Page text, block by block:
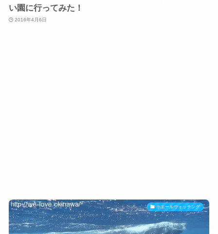
い園に行ってみた！
2016年4月6日
ホエールウォッチング